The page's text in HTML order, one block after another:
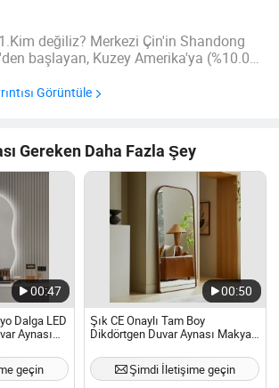
değiliz? Merkezi Çin'in Shandong
başlayan, Kuzey Amerika'ya (%10.00),
Amerika (%10.00), Güney Amerika
Görüntüle
Gereken Daha Fazla Şey
00:47
Dalga LED
Aynası
geçin
00:50
Şık CE Onaylı Tam Boy
Dikdörtgen Duvar Aynası Makyaj
Şimdi İletişime geçin